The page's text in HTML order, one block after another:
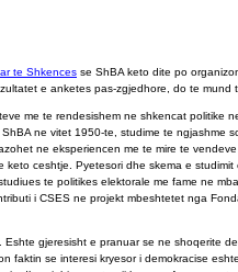
te Shkences se ShBA keto dite po
e anketes pas-zgjedhore, do te mund
me te rendesishem ne shkencat politike
ne vitet 1950-te, studime te ngjashme
ne eksperiencen me te mire te
ceshtje. Pyetesori dhe skema e
te politikes elektorale me fame ne
i CSES ne projekt mbeshtetet nga
gjeresisht e pranuar se ne shoqerite
faktin se interesi kryesor i demokracise